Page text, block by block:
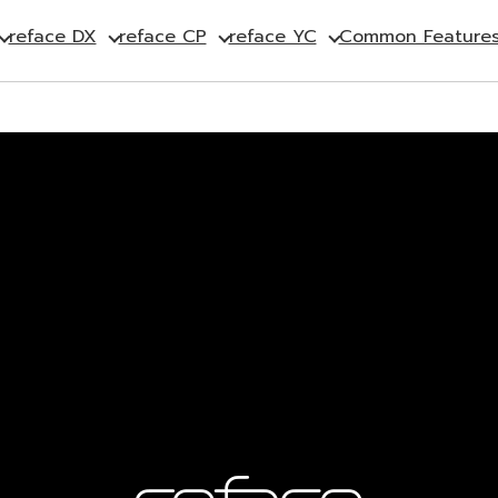
reface DX reface CP reface YC Common